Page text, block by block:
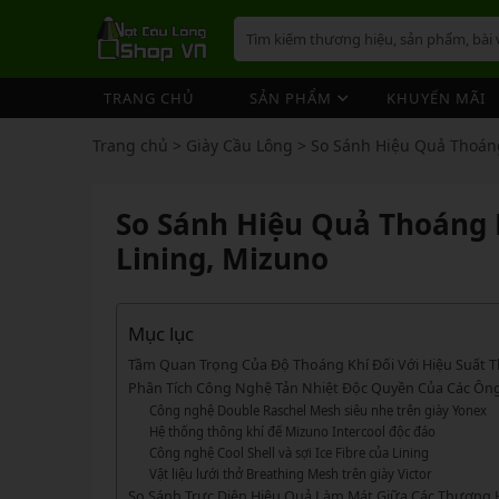
TRANG CHỦ SẢN PHẨM
VỢT CẦU LÔNG
Vợt Cầu Lông Victor
Vợt Cầu Lông Lining
Vợt Cầu Lông Hundred
Giày Cầu Lông Mizuno
Giày Cầu Lông Lining
Xem thêm
PHỤ KIỆN CẦU LÔNG
Cước Cầu Lông
Ống Cầu Lông
Cuốn Cán Cầu Lông
VỢT PICKLEBALL
Vợt Pickleball Joola
Vợt Pickleball Sypik
Vợt Pickleball Lining
VỢT CẦU LÔNG
VỢT
VỢT
GIÀY
GIÀY
GIÀY
GIÀY
ÁO CẦU LÔNG
ÁO
ÁO
QUẦN CẦU LÔNG
QUẦN
QUẦN
TÚI/
TÚI/
TÚI/
CƯỚC
ỐNG
MÁY ĐAN
PHỤ
VỢT PICKLEBALL
PHỤ KIỆN PICKLE BALL
NÓN
BÓNG
KHUYẾN MÃI
Trang chủ > Giày Cầu Lông > So Sánh Hiệu Quả
So Sánh Hiệu Quả
Lining, Mizuno
Mục lục
Tầm Quan Trọng Của Độ Thoáng Khí Đối Với Hiệu Suất
Phân Tích Công Nghệ Tản Nhiệt Độc Quyền Của Các
Công nghệ Double Raschel Mesh siêu nhẹ trên giày Yonex
Hệ thống thông khí đế Mizuno Intercool độc đáo
Công nghệ Cool Shell và sợi Ice Fibre của Lining
Vật liệu lưới thở Breathing Mesh trên giày Victor